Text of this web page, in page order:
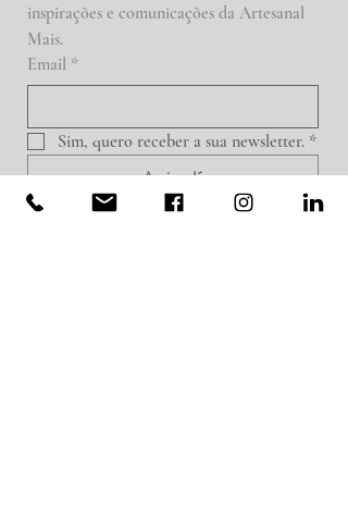
inspirações e comunicações da Artesanal
Mais.
Email *
Sim, quero receber a sua newsletter. *
Assine Já